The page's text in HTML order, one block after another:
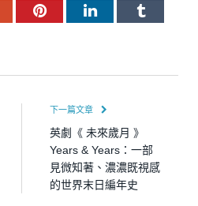
PinterestLinkedInTumblr
下一篇文章
英劇《 未來歲月 》
Years & Years：一部
見微知著、濃濃既視感
的世界末日編年史